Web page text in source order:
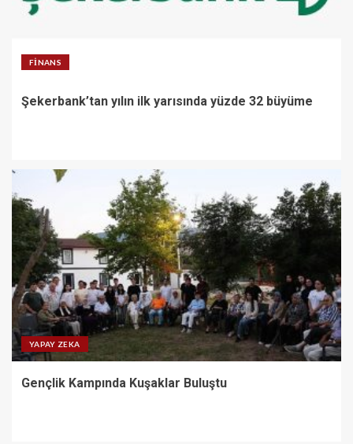
FINANS
Şekerbank’tan yılın ilk yarısında yüzde 32 büyüme
YAPAY ZEKA
Gençlik Kampında Kuşaklar Buluştu